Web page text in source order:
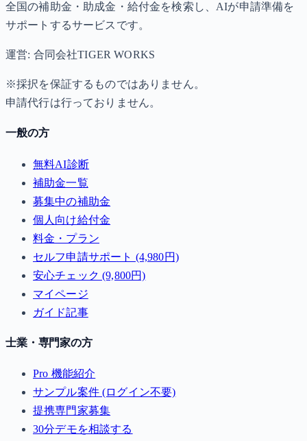
全国の補助金・助成金・給付金を検索し、AIが申請準備を
サポートするサービスです。
運営: 合同会社TIGER WORKS
※採択を保証するものではありません。
申請代行は行っておりません。
一般の方
無料AI診断
補助金一覧
募集中の補助金
個人向け給付金
料金・プラン
セルフ申請サポート (4,980円)
安心チェック (9,800円)
マイページ
ガイド記事
士業・専門家の方
Pro 機能紹介
サンプル案件 (ログイン不要)
提携専門家募集
30分デモを相談する